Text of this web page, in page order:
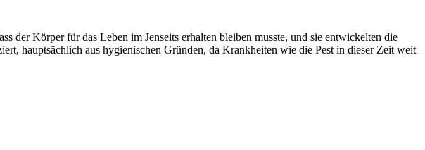
der Körper für das Leben im Jenseits erhalten bleiben musste, und sie entwickelten die
hauptsächlich aus hygienischen Gründen, da Krankheiten wie die Pest in dieser Zeit weit